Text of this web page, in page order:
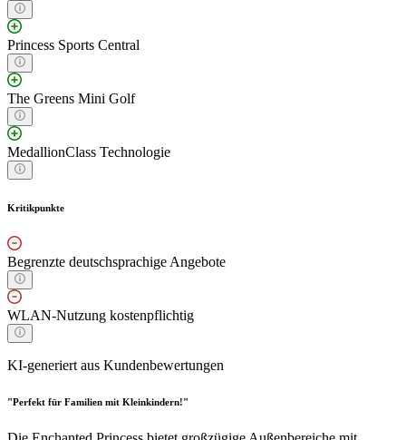
Princess Sports Central
The Greens Mini Golf
MedallionClass Technologie
Kritikpunkte
Begrenzte deutschsprachige Angebote
WLAN-Nutzung kostenpflichtig
KI-generiert aus Kundenbewertungen
"Perfekt für Familien mit Kleinkindern!"